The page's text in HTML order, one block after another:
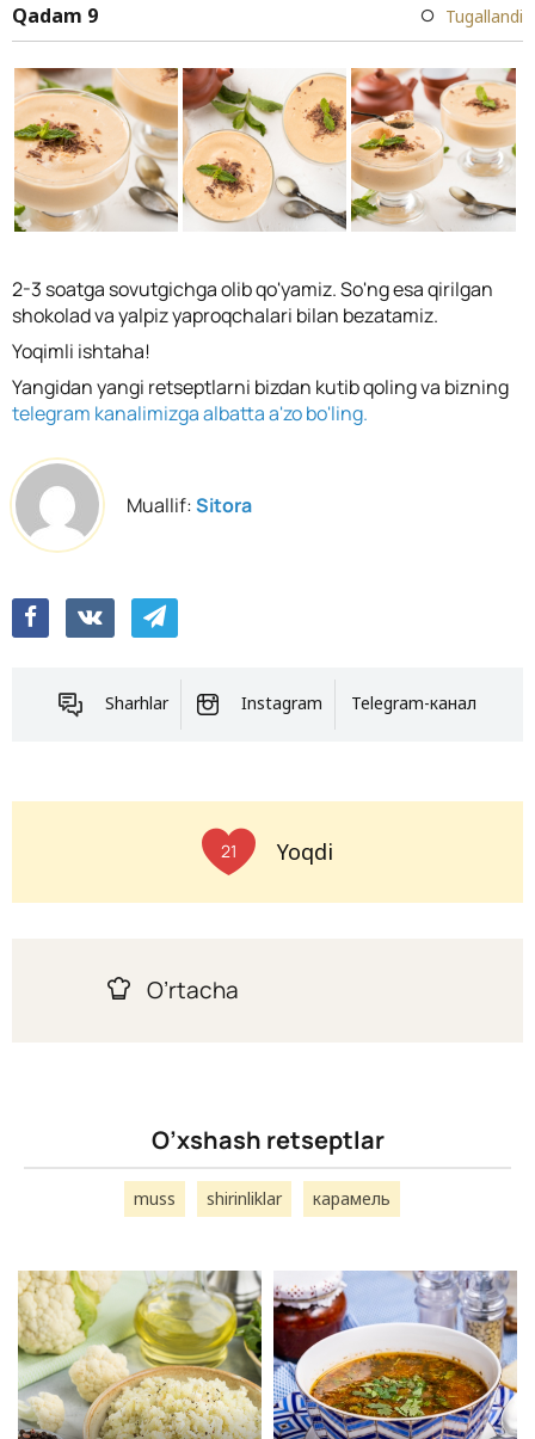
Qadam 9 Tugallandi
2-3 soatga sovutgichga olib qo'yamiz. So'ng esa qirilgan
shokolad va yalpiz yaproqchalari bilan bezatamiz.
Yoqimli ishtaha!
Yangidan yangi retseptlarni bizdan kutib qoling va bizning
telegram kanalimizga albatta a'zo bo'ling.
Muallif:Sitora
Sharhlar Instagram Telegram-канал
21 Yoqdi
O’rtacha
O’xshash retseptlar
muss shirinliklar карамель